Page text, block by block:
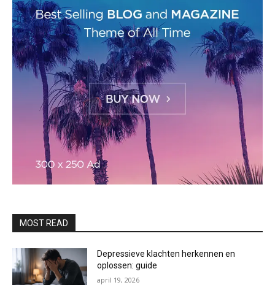
MOST READ
Depressieve klachten herkennen en
oplossen: guide
april 19, 2026